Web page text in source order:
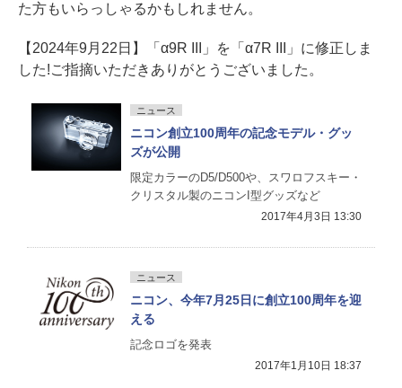
た方もいらっしゃるかもしれません。
【2024年9月22日】「α9R III」を「α7R III」に修正しま
した!ご指摘いただきありがとうございました。
ニュース
ニコン創立100周年の記念モデル・グッ
ズが公開
限定カラーのD5/D500や、スワロフスキー・
クリスタル製のニコンI型グッズなど
2017年4月3日 13:30
ニュース
ニコン、今年7月25日に創立100周年を迎
える
記念ロゴを発表
2017年1月10日 18:37